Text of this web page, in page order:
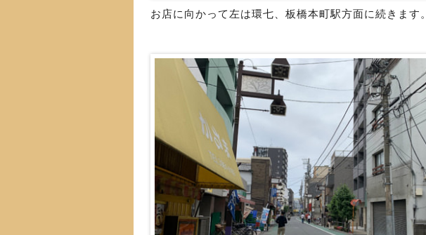
お店に向かって左は環七、板橋本町駅方面に続きます。